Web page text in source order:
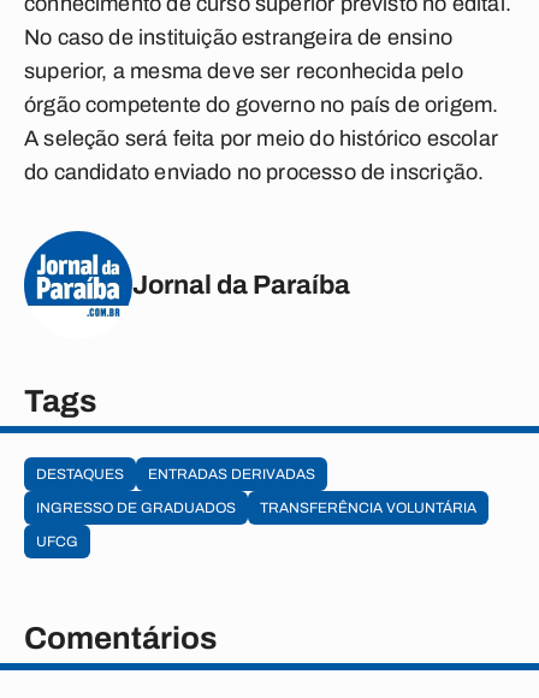
No caso de instituição estrangeira de ensino
superior, a mesma deve ser reconhecida pelo
órgão competente do governo no país de origem.
A seleção será feita por meio do histórico escolar
do candidato enviado no processo de inscrição.
Jornal da Paraíba
Tags
DESTAQUES
ENTRADAS DERIVADAS
INGRESSO DE GRADUADOS
TRANSFERÊNCIA VOLUNTÁRIA
UFCG
Comentários